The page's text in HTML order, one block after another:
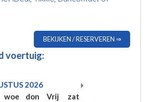
BEKIJKEN / RESERVEREN ⇒
voertuig:
2026
woe don Vrij
zat